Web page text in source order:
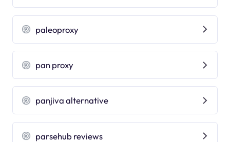
paleoproxy
pan proxy
panjiva alternative
parsehub reviews